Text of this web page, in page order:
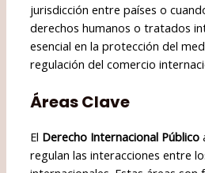
jurisdicción entre países o
derechos humanos o tratados
esencial en la protección del
regulación del comercio
Áreas Clave
El Derecho Internacional Público
regulan las interacciones entre